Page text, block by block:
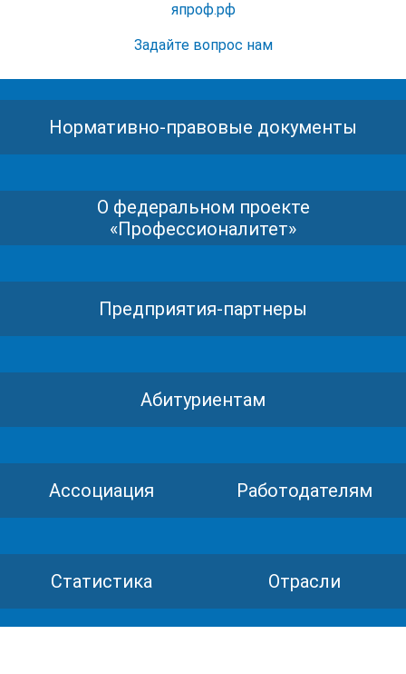
япроф.рф
Задайте вопрос нам
Нормативно-правовые документы
О федеральном проекте
«Профессионалитет»
Предприятия-партнеры
Абитуриентам
Ассоциация Работодателям
Статистика Отрасли